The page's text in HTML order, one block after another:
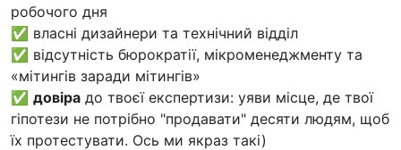
робочого дня
✅ власнi дизайнери та технічний відділ
✅ відсутність бюрократії, мікроменеджменту та
«мітингів заради мітингів»
✅ довіра до твоєї експертизи: уяви місце, де твої
гіпотези не потрібно "продавати" десяти людям, щоб
їх протестувати. Ось ми якраз такі)